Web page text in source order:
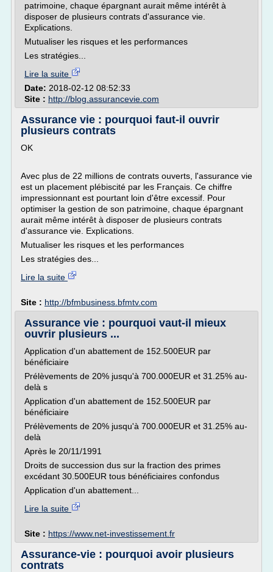
patrimoine, chaque épargnant aurait même intérêt à
disposer de plusieurs contrats d'assurance vie.
Explications.
Mutualiser les risques et les performances
Les stratégies...
Lire la suite
Date: 2018-02-12 08:52:33
Site : http://blog.assurancevie.com
Assurance vie : pourquoi faut-il ouvrir
plusieurs contrats
OK
Avec plus de 22 millions de contrats ouverts, l'assurance vie
est un placement plébiscité par les Français. Ce chiffre
impressionnant est pourtant loin d'être excessif. Pour
optimiser la gestion de son patrimoine, chaque épargnant
aurait même intérêt à disposer de plusieurs contrats
d'assurance vie. Explications.
Mutualiser les risques et les performances
Les stratégies des...
Lire la suite
Site : http://bfmbusiness.bfmtv.com
Assurance vie : pourquoi vaut-il mieux
ouvrir plusieurs ...
Application d'un abattement de 152.500EUR par
bénéficiaire
Prélèvements de 20% jusqu'à 700.000EUR et 31.25% au-
delà s
Application d'un abattement de 152.500EUR par
bénéficiaire
Prélèvements de 20% jusqu'à 700.000EUR et 31.25% au-
delà
Après le 20/11/1991
Droits de succession dus sur la fraction des primes
excédant 30.500EUR tous bénéficiaires confondus
Application d'un abattement...
Lire la suite
Site : https://www.net-investissement.fr
Assurance-vie : pourquoi avoir plusieurs
contrats